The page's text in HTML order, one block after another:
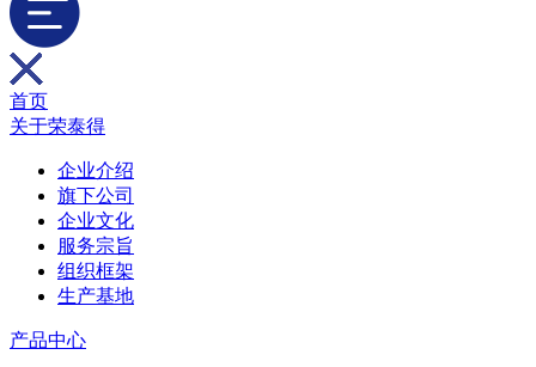
首页
关于荣泰得
企业介绍
旗下公司
企业文化
服务宗旨
组织框架
生产基地
产品中心